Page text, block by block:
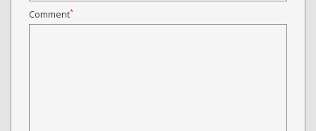
Comment*